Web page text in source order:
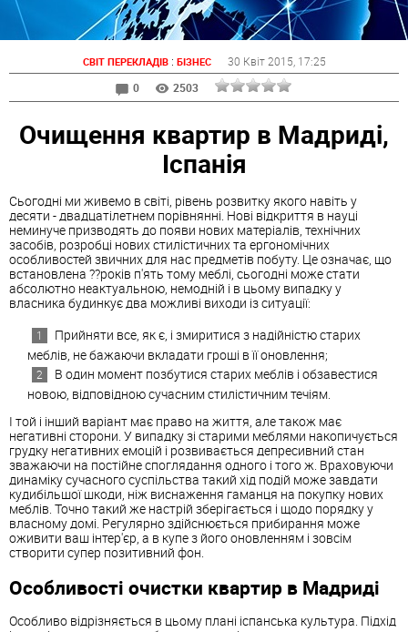
СВІТ ПЕРЕКЛАДІВ: БІЗНЕС 30 Квіт 2015 , 17:25
0
2503
Очищення квартир в Мадриді,
Іспанія
Сьогодні ми живемо в світі, рівень розвитку якого навіть у
десяти - двадцатілетнем порівнянні. Нові відкриття в науці
неминуче призводять до появи нових матеріалів, технічних
засобів, розробці нових стилістичних та ергономічних
особливостей звичних для нас предметів побуту. Це означає, що
встановлена ??років п'ять тому меблі, сьогодні може стати
абсолютно неактуальною, немодній і в цьому випадку у
власника будинкує два можливі виходи із ситуації:
Прийняти все, як є, і змиритися з надійністю старих
меблів, не бажаючи вкладати гроші в її оновлення;
В один момент позбутися старих меблів і обзавестися
новою, відповідною сучасним стилістичним течіям.
І той і інший варіант має право на життя, але також має
негативні сторони. У випадку зі старими меблями накопичується
грудку негативних емоцій і розвивається депресивний стан
зважаючи на постійне споглядання одного і того ж. Враховуючи
динаміку сучасного суспільства такий хід подій може завдати
кудибільшої шкоди, ніж виснаження гаманця на покупку нових
меблів. Точно такий же настрій зберігається і щодо порядку у
власному домі. Регулярно здійснюється прибирання може
оживити ваш інтер'єр, а в купе з його оновленням і зовсім
створити супер позитивний фон.
Особливості очистки квартир в Мадриді
Особливо відрізняється в цьому плані іспанська культура. Підхід